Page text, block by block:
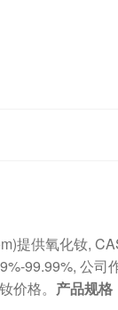
提供氧化钕,
99.99%, 公司
价格。 产品规格